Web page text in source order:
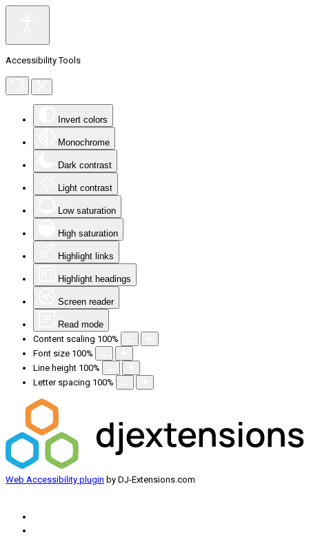
Accessibility Tools
Invert colors
Monochrome
Dark contrast
Light contrast
Low saturation
High saturation
Highlight links
Highlight headings
Screen reader
Read mode
Content scaling 100%
Font size 100%
Line height 100%
Letter spacing 100%
Web Accessibility plugin by DJ-Extensions.com